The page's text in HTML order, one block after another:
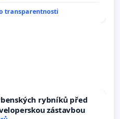
transparentnosti
rybníků před
zástavbou